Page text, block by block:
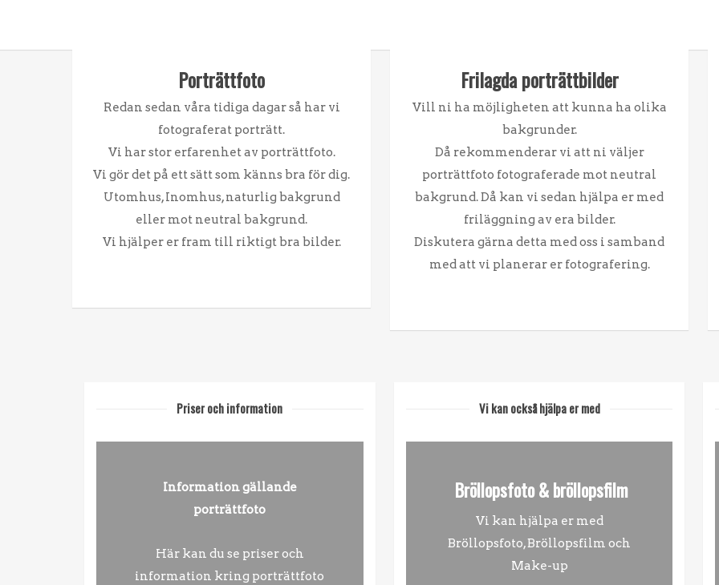
Porträttfoto
Redan sedan våra tidiga dagar så har vi
fotograferat porträtt.
Vi har stor erfarenhet av porträttfoto.
Vi gör det på ett sätt som känns bra för dig.
Utomhus, Inomhus, naturlig bakgrund
eller mot neutral bakgrund.
Vi hjälper er fram till riktigt bra bilder.
Frilagda porträttbilder
Vill ni ha möjligheten att kunna ha olika
bakgrunder.
Då rekommenderar vi att ni väljer
porträttfoto fotograferade mot neutral
bakgrund. Då kan vi sedan hjälpa er med
friläggning av era bilder.
Diskutera gärna detta med oss i samband
med att vi planerar er fotografering.
Priser och information
Information gällande
porträttfoto
Här kan du se priser och
information kring porträttfoto
Vi kan också hjälpa er med
Bröllopsfoto & bröllopsfilm
Vi kan hjälpa er med
Bröllopsfoto, Bröllopsfilm och
Make-up